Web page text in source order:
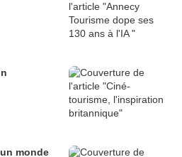
monde